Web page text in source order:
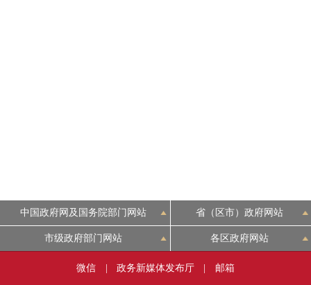
中国政府网及国务院部门网站 省（区市）政府网站
市级政府部门网站 各区政府网站
微信 政务新媒体发布厅 邮箱